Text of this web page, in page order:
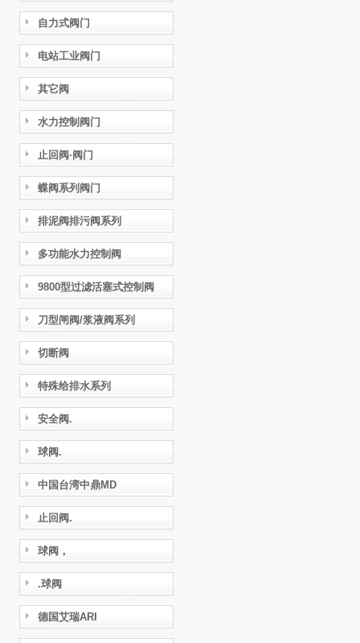
自力式阀门
电站工业阀门
其它阀
水力控制阀门
止回阀·阀门
蝶阀系列阀门
排泥阀排污阀系列
多功能水力控制阀
9800型过滤活塞式控制阀
刀型闸阀/浆液阀系列
切断阀
特殊给排水系列
安全阀.
球阀.
中国台湾中鼎MD
止回阀.
球阀，
.球阀
德国艾瑞ARI